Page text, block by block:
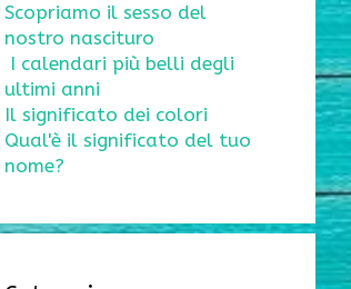
Scopriamo il sesso del
nostro nascituro
I calendari più belli degli
ultimi anni
Il significato dei colori
Qual'è il significato del tuo
nome?